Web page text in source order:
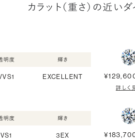
カラット（重さ）の近い
明度 輝き
EXCELLENT
詳しく
明度
VS1
輝き
3EX